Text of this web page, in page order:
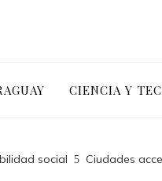
CIENCIA Y
social Ciudades